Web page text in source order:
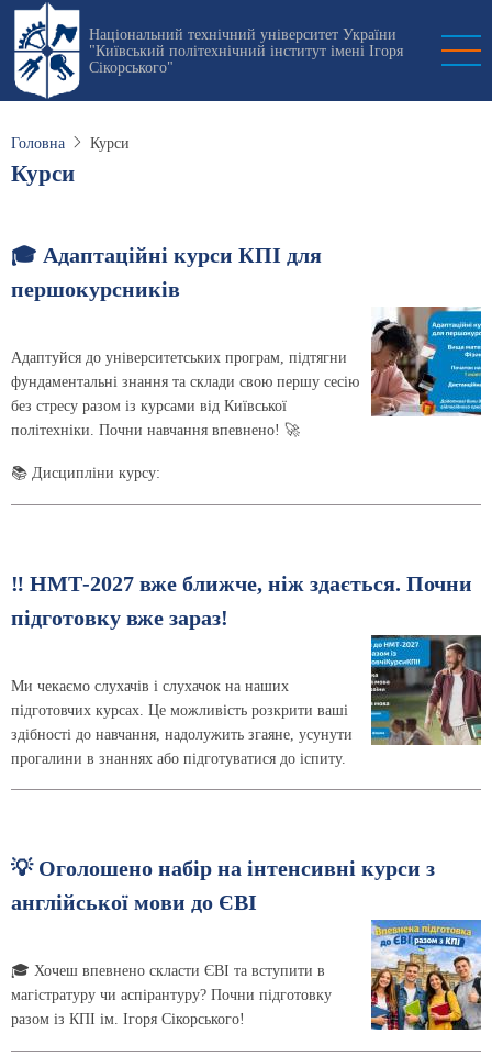
Перейти
основного
вмісту
Національний технічний університет України
"Київський політехнічний інститут імені Ігоря
Сікорського"
Головна Курси
Курси
🎓 Адаптаційні курси КПІ для
першокурсників
Адаптуйся до університетських програм, підтягни
фундаментальні знання та склади свою першу сесію
без стресу разом із курсами від Київської
політехніки. Почни навчання впевнено! 🚀
📚 Дисципліни курсу:
‼️ НМТ-2027 вже ближче, ніж здається. Почни
підготовку вже зараз!
Ми чекаємо слухачів і слухачок на наших
підготовчих курсах. Це можливість розкрити ваші
здібності до навчання, надолужить згаяне, усунути
прогалини в знаннях або підготуватися до іспиту.
💡 Оголошено набір на інтенсивні курси з
англійської мови до ЄВІ
🎓 Хочеш впевнено скласти ЄВІ та вступити в
магістратуру чи аспірантуру? Почни підготовку
разом із КПІ ім. Ігоря Сікорського!